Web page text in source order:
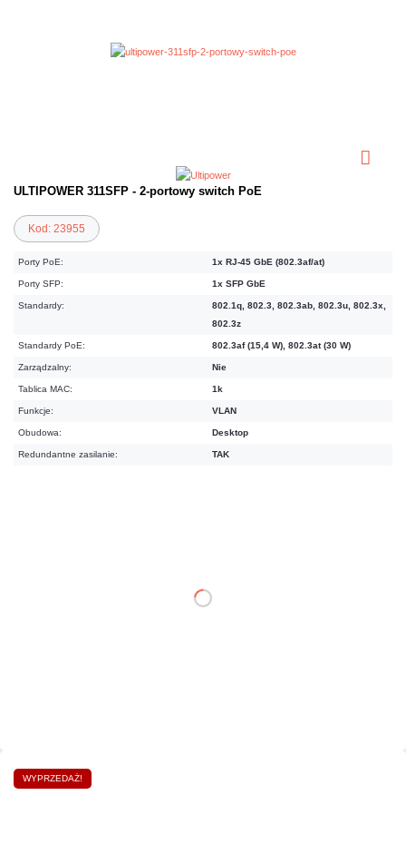
ULTIPOWER 311SFP - 2-portowy switch PoE
Kod: 23955
Porty PoE: 1x RJ-45 GbE (802.3af/at)
Porty SFP: 1x SFP GbE
Standardy:
802.1q, 802.3, 802.3ab, 802.3u, 802.3x,
802.3z
Standardy PoE: 802.3af (15,4 W), 802.3at (30 W)
Zarządzalny: Nie
Tablica MAC: 1k
Funkcje: VLAN
Obudowa: Desktop
Redundantne zasilanie: TAK
DO KOSZYKA
WYPRZEDAŻ!